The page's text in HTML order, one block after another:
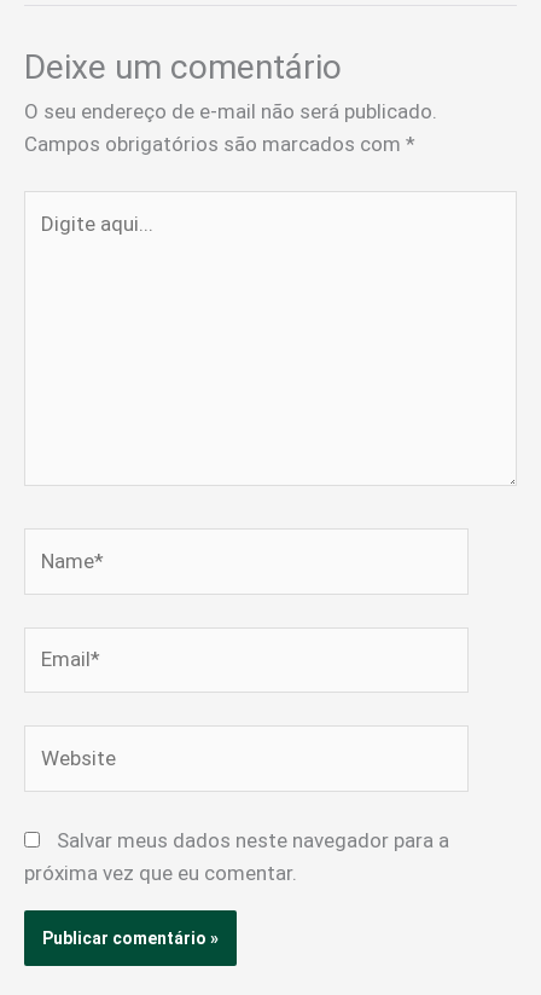
Deixe um comentário
O seu endereço de e-mail não será publicado.
Campos obrigatórios são marcados com *
aqui...
Salvar meus dados neste navegador para a
próxima vez que eu comentar.